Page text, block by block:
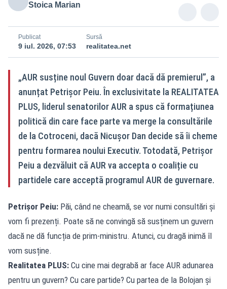
Stoica Marian
Publicat
9 iul. 2026, 07:53
Sursă
realitatea.net
„AUR susține noul Guvern doar dacă dă premierul”, a
anunțat Petrișor Peiu. În exclusivitate la REALITATEA
PLUS, liderul senatorilor AUR a spus că formațiunea
politică din care face parte va merge la consultările
de la Cotroceni, dacă Nicușor Dan decide să îi cheme
pentru formarea noului Executiv. Totodată, Petrișor
Peiu a dezvăluit că AUR va accepta o coaliție cu
partidele care acceptă programul AUR de guvernare.
Petrișor Peiu: Păi, când ne cheamă, se vor numi consultări și
vom fi prezenți. Poate să ne convingă să susținem un guvern
dacă ne dă funcția de prim-ministru. Atunci, cu dragă inimă îl
vom susține.
Realitatea PLUS: Cu cine mai degrabă ar face AUR adunarea
pentru un guvern? Cu care partide? Cu partea de la Bolojan și